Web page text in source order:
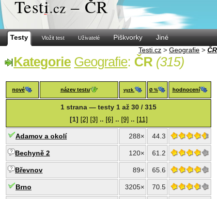
Testi.cz – ČR
Testy Vložit test Uživatelé Piškvorky
Jiné
Testi.cz > Geografie > ČR
Kategorie Geografie: ČR (315)
nové název testu vyzk. Ø % hodnocení
1 strana — testy 1 až 30 / 315
[1] [2] [3] .. [6] .. [9] .. [11]
Adamov a okolí 288× 44.3
Bechyně 2 120× 61.2
Břevnov 89× 65.6
Brno 3205× 70.5